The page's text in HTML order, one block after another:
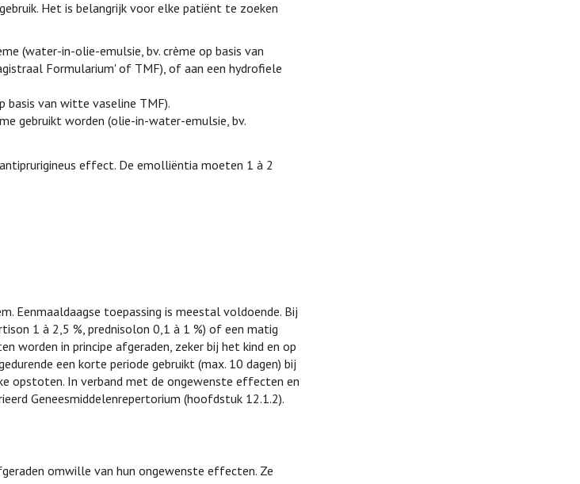
Het is belangrijk voor elke patiënt te zoeken
(water-in-olie-emulsie, bv. crème op basis van
Formularium' of TMF), of aan een hydrofiele
basis van witte vaseline TMF).
gebruikt worden (olie-in-water-emulsie, bv.
effect. De emolliëntia moeten 1 à 2
Eenmaaldaagse toepassing is meestal voldoende. Bij
1 à 2,5 %, prednisolon 0,1 à 1 %) of een matig
worden in principe afgeraden, zeker bij het kind en op
een korte periode gebruikt (max. 10 dagen) bij
opstoten. In verband met de ongewenste effecten en
Geneesmiddelenrepertorium (hoofdstuk 12.1.2).
omwille van hun ongewenste effecten. Ze